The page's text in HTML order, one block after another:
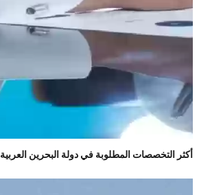
أكثر التخصصات المطلوبة في دولة البحرين العربية 2023